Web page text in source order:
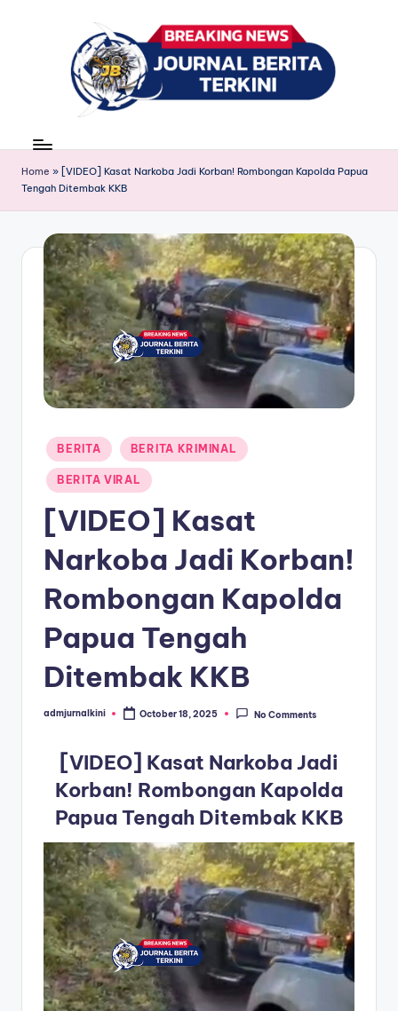
r
n
a
B
ri
news
Home » [VIDEO] Kasat Narkoba Jadi Korban! Rombongan Kapolda Papua
Tengah Ditembak KKB
Posted
in
BERITA BERITA KRIMINAL
BERITA VIRAL
[VIDEO] Kasat
Narkoba Jadi Korban!
Rombongan Kapolda
Papua Tengah
Ditembak KKB
Posted
admjurnalkini October 18, 2025 No Comments
[VIDEO] Kasat Narkoba Jadi
Korban! Rombongan Kapolda
Papua Tengah Ditembak KKB